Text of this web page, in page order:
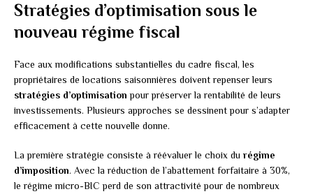
Stratégies d’optimisation sous le
nouveau régime fiscal
Face aux modifications substantielles du cadre fiscal, les
propriétaires de locations saisonnières doivent repenser leurs
stratégies d’optimisation pour préserver la rentabilité de leurs
investissements. Plusieurs approches se dessinent pour s’adapter
efficacement à cette nouvelle donne.
La première stratégie consiste à réévaluer le choix du régime
d’imposition. Avec la réduction de l’abattement forfaitaire à 30%,
le régime micro-BIC perd de son attractivité pour de nombreux